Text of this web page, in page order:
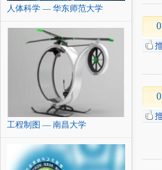
人体科学 — 华东师范大学
工程制图 — 南昌大学
0
0